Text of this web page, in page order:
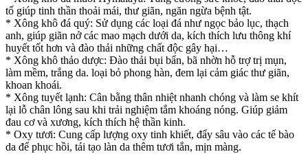
tố giúp tinh thần thoải mái, thư giãn, ngăn ngừa bệnh tật.
* Xông khô đá quý: Sử dụng các loại đá như ngọc bảo lục, thạch
anh, giúp giãn nở các mao mạch dưới da, kích thích lưu thông khí
huyết tốt hơn và đào thải những chất độc gây hại…
* Xông khô thảo dược: Đào thải bụi bẩn, bã nhờn hỗ trợ trị mụn,
làm mềm, trắng da. loại bỏ phong hàn, đem lại cảm giác thư giãn,
khoan khoái.
* Xông tuyết lạnh: Cân bằng thân nhiệt nhanh chóng và làm se khít
lại lỗ chân lông sau khi trải nghiệm tắm khoáng nóng. Giúp giảm
đau cơ và xương, kích thích hệ thần kinh.
* Oxy tươi: Cung cấp lượng oxy tinh khiết, đẩy sâu vào các tế bào
da để phục hồi, tái tạo làn da thêm tươi tắn, mịn màng.